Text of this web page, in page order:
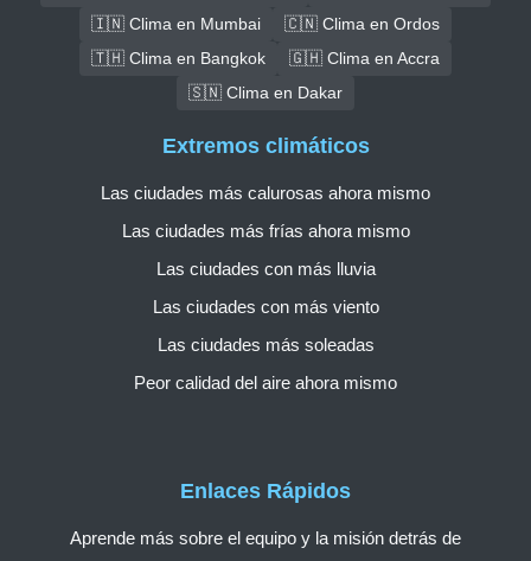
🇮🇳 Clima en Mumbai
🇨🇳 Clima en Ordos
🇹🇭 Clima en Bangkok
🇬🇭 Clima en Accra
🇸🇳 Clima en Dakar
Enlaces Rápidos
Aprende más sobre el equipo y la misión detrás de
Extremos climáticos
Las ciudades más calurosas ahora mismo
Las ciudades más frías ahora mismo
Las ciudades con más lluvia
Las ciudades con más viento
Las ciudades más soleadas
Peor calidad del aire ahora mismo